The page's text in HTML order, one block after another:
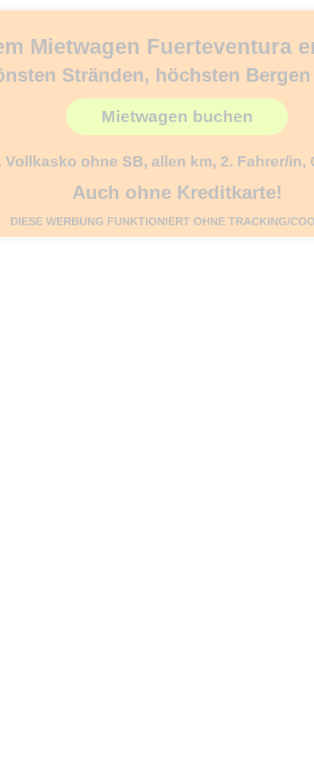
Mietwagen Fuerteventura
Stränden, höchsten
Mietwagen buchen
Vollkasko ohne SB, allen km, 2. Fahrer/in,
Auch ohne Kreditkarte!
DIESE WERBUNG FUNKTIONIERT OHNE TRACKING/